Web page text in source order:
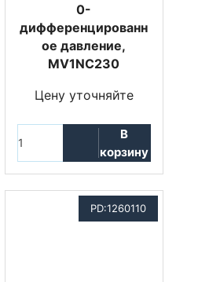
0-
дифференцированн
ое давление,
MV1NC230
Цену уточняйте
В
корзину
PD:1260110